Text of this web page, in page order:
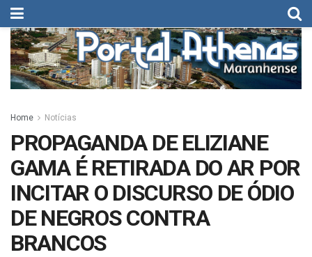
Home Notícias
PROPAGANDA DE ELIZIANE
GAMA É RETIRADA DO AR POR
INCITAR O DISCURSO DE ÓDIO
DE NEGROS CONTRA
BRANCOS